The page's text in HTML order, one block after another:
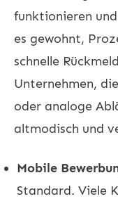
funktionieren
es gewohnt,
schnelle
Unternehmen,
oder analoge
altmodisch und
Mobile
Standard. Viele